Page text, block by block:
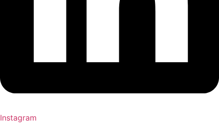
Instagram